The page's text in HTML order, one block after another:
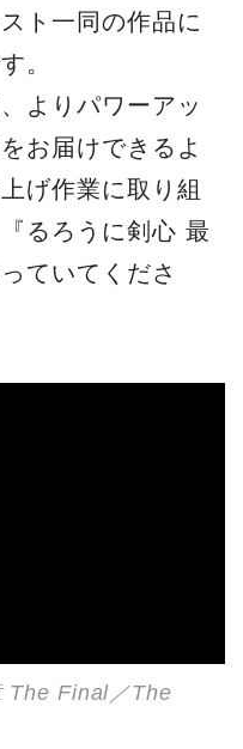
ト一同の作品に
。
よりパワーアッ
お届けできるよ
げ作業に取り組
るろうに剣心 最
ていてくださ
The Final／The